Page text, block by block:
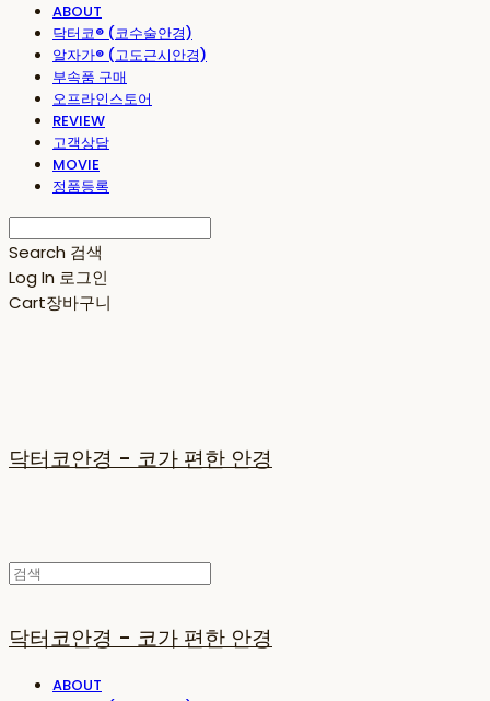
ABOUT
닥터코® (코수술안경)
알자가® (고도근시안경)
부속품 구매
오프라인스토어
REVIEW
고객상담
MOVIE
정품등록
Search 검색
Log In 로그인
Cart장바구니
닥터코안경 - 코가 편한 안경
닥터코안경 - 코가 편한 안경
ABOUT